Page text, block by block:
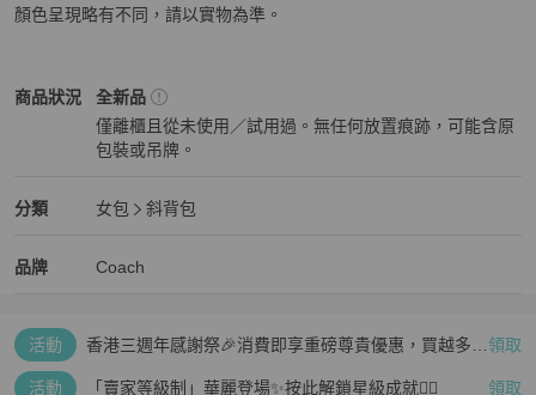
顏色呈現略有不同，請以實物為準。
商品狀況
Coach女包 商品狀態與細節
全新品
僅離櫃且從未使用／試用過。無任何放置痕跡，可能含原
包裝或吊牌。
分類
Coach 分類資訊
女包
斜背包
品牌
Coach 女包品牌介紹
Coach
Coach 推薦清單
活動
香港三週年感謝祭🎉消費即享重磅尊貴優惠，買越多、 領取
活動 「賣家等級制」華麗登場✨按此解鎖星級成就👆🏻 領取